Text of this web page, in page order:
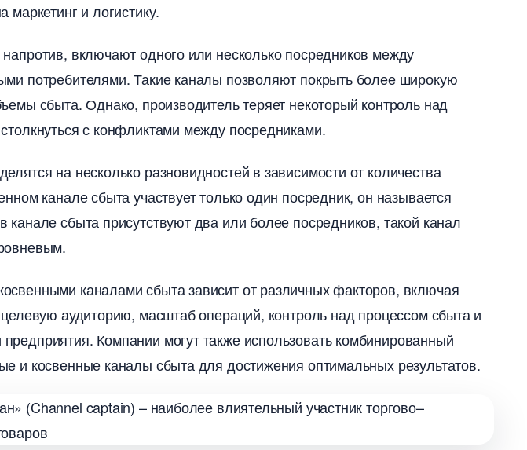
маркетинг и логистику.​
включают одного или несколько посредников между
потребителями.​ Такие каналы позволяют покрыть более широкую
сбыта.​ Однако, производитель теряет некоторый контроль над
с конфликтами между посредниками.​
на несколько разновидностей в зависимости от количества
канале сбыта участвует только один посредник, он называется
сбыта присутствуют два или более посредников, такой канал
каналами сбыта зависит от различных факторов, включая
целевую аудиторию, масштаб операций, контроль над процессом сбыта и
Компании могут также использовать комбинированный
и косвенные каналы сбыта для достижения оптимальных результатов.​